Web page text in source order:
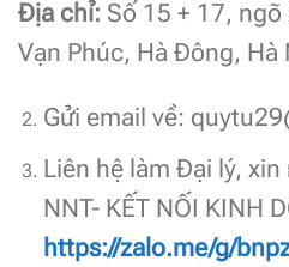
Địa chỉ: Số 15 + 17,
Vạn Phúc, Hà Đông, Hà
Gửi email về:
Liên hệ làm Đại lý,
NNT- KẾT NỐI KINH
https://zalo.me/g/